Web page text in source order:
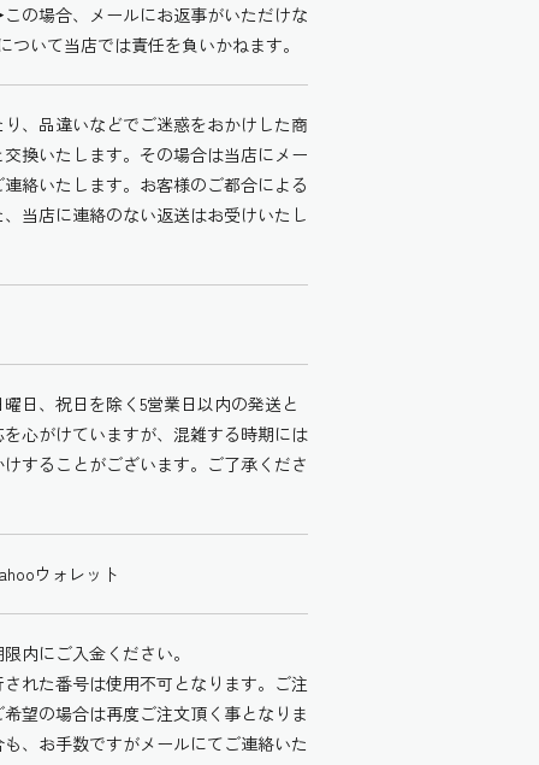
の場合、メールにお返事がいただけな
ついて当店では責任を負いかねます。
、品違いなどでご迷惑をおかけした商
換いたします。その場合は当店にメー
絡いたします。お客様のご都合による
当店に連絡のない返送はお受けいたし
日、祝日を除く5営業日以内の発送と
心がけていますが、混雑する時期には
することがございます。ご了承くださ
ウォレット
内にご入金ください。
れた番号は使用不可となります。ご注
望の場合は再度ご注文頂く事となりま
、お手数ですがメールにてご連絡いた